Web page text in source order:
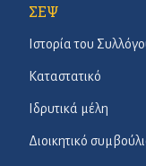
ΣΕΨ
Ιστορία του
Καταστατικό
Ιδρυτικά μέλη
Διοικητικό